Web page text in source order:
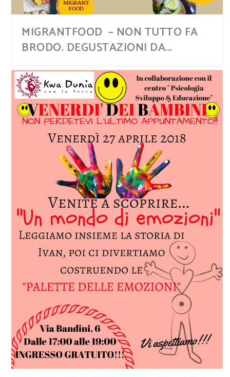
MIGRANTFOOD – NON TUTTO FA
BRODO. DEGUSTAZIONI DA...
LA VENEZIA DI GHOLAM NAJAFI
KWA DUNÌA, LE CULTURE DEL
MAPPAMONDO